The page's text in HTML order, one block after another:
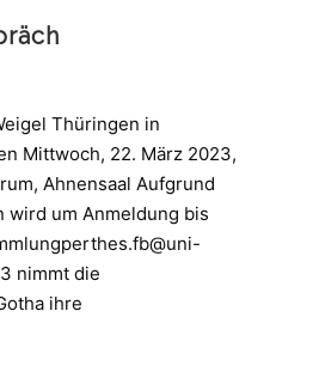
Thüringen in
Mittwoch, 22. März 2023,
Ahnensaal Aufgrund
wird um Anmeldung bis
nimmt die
ihre